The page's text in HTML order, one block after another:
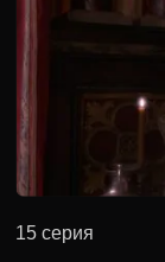
15 серия